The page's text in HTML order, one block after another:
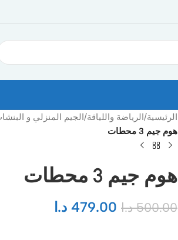
الرئيسية/الرياضة واللياقة/الجيم المنزلي و
هوم جيم 3 محطات
هوم جيم 3 محطات
500.00 د.ا 479.00 د.ا